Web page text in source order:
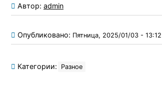
Автор: admin
Опубликовано: Пятница, 2025/01/03 - 13:12
Категории: Разное